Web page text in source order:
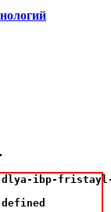
ibp-fristayl-